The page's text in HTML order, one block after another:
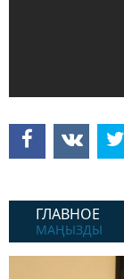
ГЛАВНОЕ
МАҢЫЗДЫ